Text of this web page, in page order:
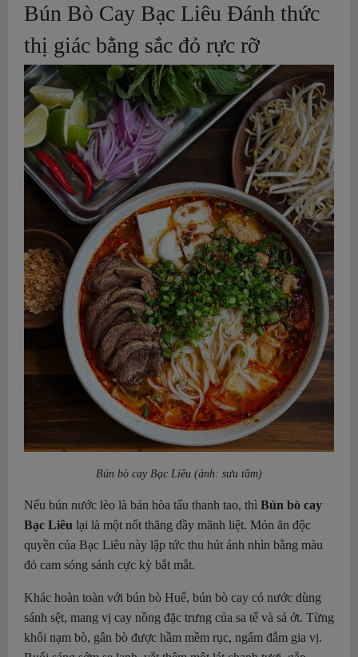
Bún Bò Cay Bạc Liêu Đánh thức
thị giác bằng sắc đỏ rực rỡ
Bún bò cay Bạc Liêu (ảnh: sưu tầm)
Nếu bún nước lèo là bản hòa tấu thanh tao, thì Bún bò cay
Bạc Liêu lại là một nốt thăng đầy mãnh liệt. Món ăn độc
quyền của Bạc Liêu này lập tức thu hút ánh nhìn bằng màu
đỏ cam sóng sánh cực kỳ bắt mắt.
Khác hoàn toàn với bún bò Huế, bún bò cay có nước dùng
sánh sệt, mang vị cay nồng đặc trưng của sa tế và sả ớt. Từng
khối nạm bò, gân bò được hầm mềm rục, ngấm đẫm gia vị.